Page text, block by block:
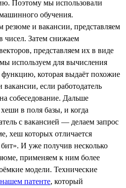
Поэтому мы использовали
обучения.
и вакансии, представляем
чисел. Затем снижаем
представляем их в виде
используем для вычисления
которая выдаёт похожие
если работодатель
собеседование. Дальше
в поля базы, и когда
с вакансией — делаем запрос
хеш которых отличается
И уже получив несколько
применяем к ним более
модели. Технические
нашем патенте, который